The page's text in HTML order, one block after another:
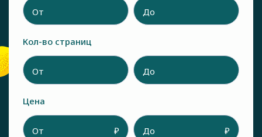
От До
Кол-во страниц
От До
Цена
От ₽ До ₽